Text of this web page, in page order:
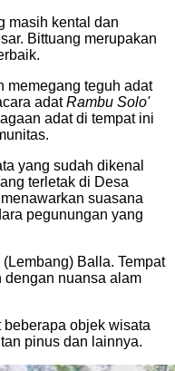
masih kental dan
Bittuang merupakan
memegang teguh adat
adatRambu Solo'
adat di tempat ini
yang sudah dikenal
terletak di Desa
suasana
pegunungan yang
Balla. Tempat
dengan nuansa alam
objek wisata
pinus dan lainnya.